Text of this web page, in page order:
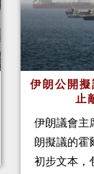
伊朗公開
止
伊朗議會主
朗擬議的霍
初步文本，